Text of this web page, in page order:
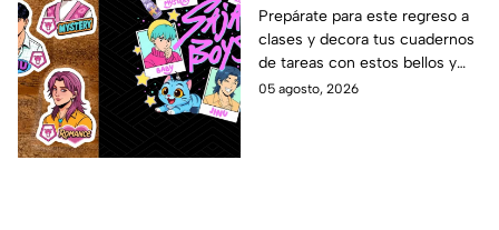
forrar libretas de tareas
para este regreso a
clases
Prepárate para este regreso a
clases y decora tus cuadernos
de tareas con estos bellos y
divertidos stickers de los Saja
05 agosto, 2026